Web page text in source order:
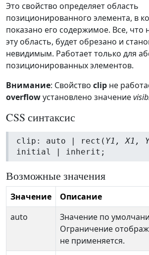
Это свойство определяет область
позиционированного элемента, в
показано его содержимое. Все, что
эту область, будет обрезано и
невидимым. Работает только для
позиционированных элементов.
Внимание: Свойство clip не
overflowустановлено значение
CSS синтаксис
clip: auto | rect( Y1, X1,
initial | inherit;
Возможные значения
Значение
Описание
auto
Значение по
Ограничение
не применяется.